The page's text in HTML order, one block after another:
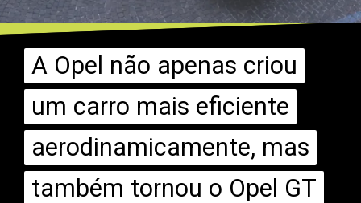
A Opel não apenas criou
um carro mais eficiente
aerodinamicamente, mas
também tornou o Opel GT
A Opel não apenas criou
um carro mais eficiente
aerodinamicamente, mas
também tornou o Opel GT